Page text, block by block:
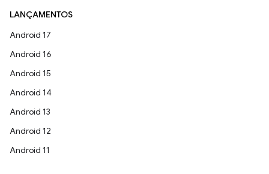
LANÇAMENTOS
Android 17
Android 16
Android 15
Android 14
Android 13
Android 12
Android 11